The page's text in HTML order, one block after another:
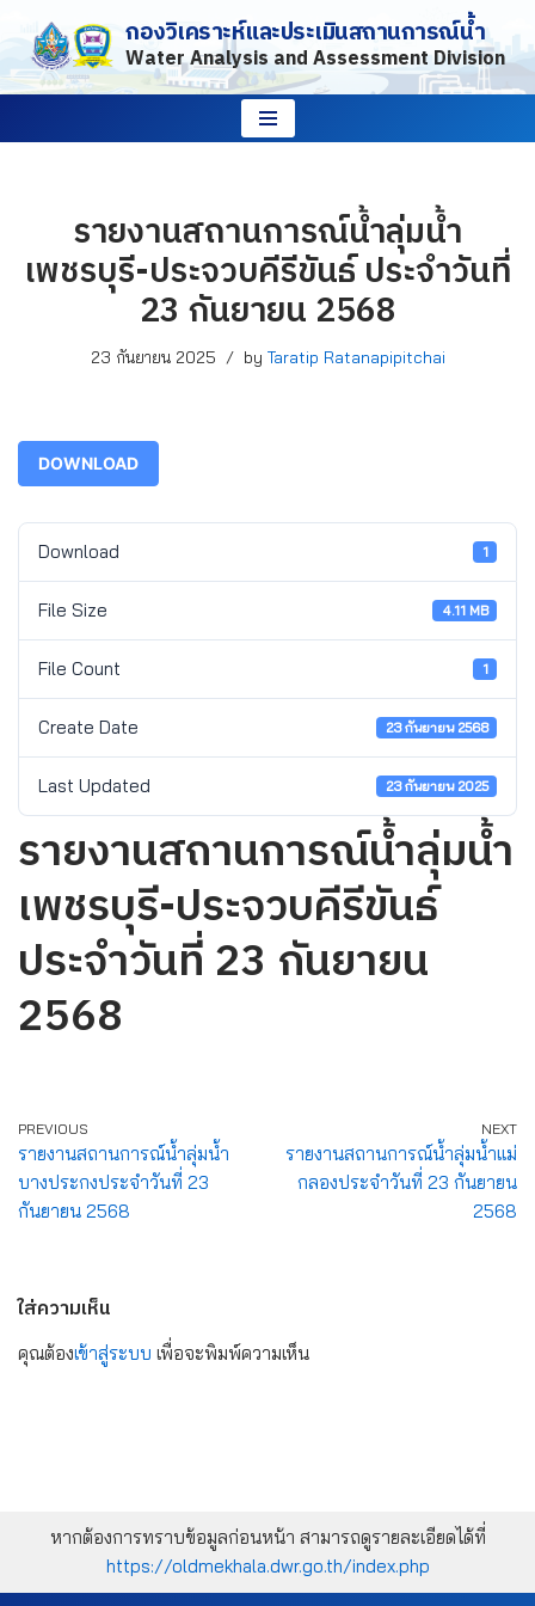
Skip
to
กองวิเคราะห์และประเมินสถานการณ์น้ำ
Water Analysis and Assessment Division
รายงานสถานการณ์น้ำลุ่มน้ำ
เพชรบุรี-ประจวบคีรีขันธ์ ประจำวันที่
23 กันยายน 2568
23 กันยายน 2025 by Taratip Ratanapipitchai
DOWNLOAD
Download 1
File Size 4.11 MB
File Count 1
Create Date 23 กันยายน 2568
Last Updated 23 กันยายน 2025
รายงานสถานการณ์น้ำลุ่มน้ำ
เพชรบุรี-ประจวบคีรีขันธ์
ประจำวันที่ 23 กันยายน
2568
PREVIOUS
รายงานสถานการณ์น้ำลุ่มน้ำ
บางประกงประจำวันที่ 23
กันยายน 2568
NEXT
รายงานสถานการณ์น้ำลุ่มน้ำแม่
กลองประจำวันที่ 23 กันยายน
2568
ใส่ความเห็น
คุณต้องเข้าสู่ระบบ เพื่อจะพิมพ์ความเห็น
หากต้องการทราบข้อมูลก่อนหน้า สามารถดูรายละเอียดได้ที่
https://oldmekhala.dwr.go.th/index.php